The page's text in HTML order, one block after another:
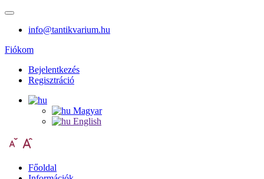
info@tantikvarium.hu
Fiókom
Bejelentkezés
Regisztráció
Magyar
English
Főoldal